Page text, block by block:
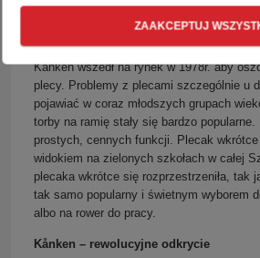
Troszkę historii...
Kånken wszedł na rynek w 1978r. aby
plecy. Problemy z plecami szczególnie u
pojawiać w coraz młodszych grupach
torby na ramię stały się bardzo
prostych, cennych funkcji. Plecak
widokiem na zielonych szkołach w całej
plecaka wkrótce się rozprzestrzeniła, tak
tak samo popularny i świetnym wyborem
albo na rower do pracy.
Kånken – rewolucyjne odkrycie
ZAAKCEPTUJ